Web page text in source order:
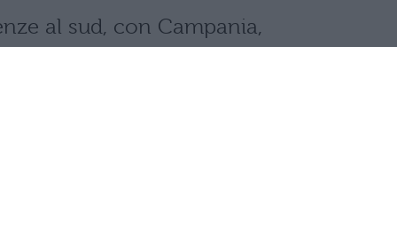
al sud, con Campania,